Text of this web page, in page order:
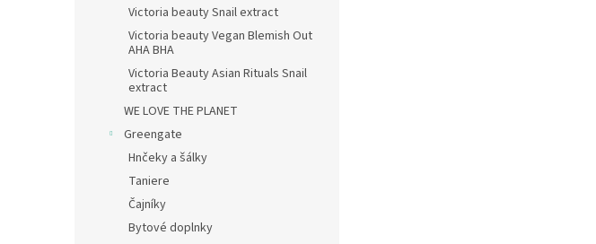
Victoria beauty Snail extract
Victoria beauty Vegan Blemish Out
AHA BHA
Victoria Beauty Asian Rituals Snail
extract
WE LOVE THE PLANET
Greengate
Hnčeky a šálky
Taniere
Čajníky
Bytové doplnky